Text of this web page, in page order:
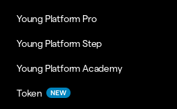
Young Platform Pro
Young Platform Step
Young Platform Academy
Token NEW